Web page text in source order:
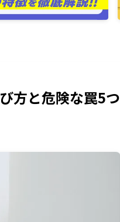
方と危険な罠5つ